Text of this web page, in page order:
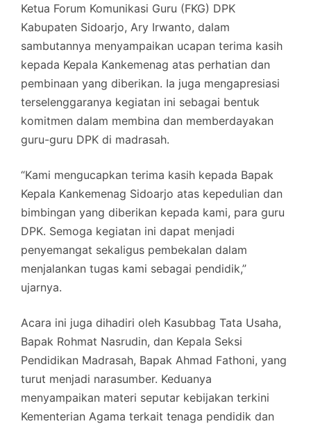
Ketua Forum Komunikasi Guru (FKG) DPK
Kabupaten Sidoarjo, Ary Irwanto, dalam
sambutannya menyampaikan ucapan terima kasih
kepada Kepala Kankemenag atas perhatian dan
pembinaan yang diberikan. Ia juga mengapresiasi
terselenggaranya kegiatan ini sebagai bentuk
komitmen dalam membina dan memberdayakan
guru-guru DPK di madrasah.
“Kami mengucapkan terima kasih kepada Bapak
Kepala Kankemenag Sidoarjo atas kepedulian dan
bimbingan yang diberikan kepada kami, para guru
DPK. Semoga kegiatan ini dapat menjadi
penyemangat sekaligus pembekalan dalam
menjalankan tugas kami sebagai pendidik,”
ujarnya.
Acara ini juga dihadiri oleh Kasubbag Tata Usaha,
Bapak Rohmat Nasrudin, dan Kepala Seksi
Pendidikan Madrasah, Bapak Ahmad Fathoni, yang
turut menjadi narasumber. Keduanya
menyampaikan materi seputar kebijakan terkini
Kementerian Agama terkait tenaga pendidik dan